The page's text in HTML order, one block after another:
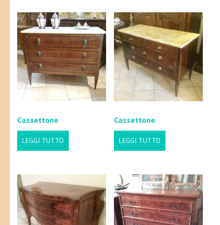
Cassettone
LEGGI TUTTO
Cassettone
LEGGI TUTTO